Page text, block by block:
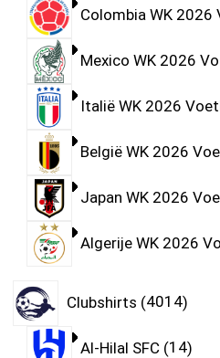
Colombia WK
Mexico WK 2026
Italië WK 2026
België WK 2026
Japan WK 2026
Algerije WK 2026
Clubshirts 4014
Al-Hilal SFC 14